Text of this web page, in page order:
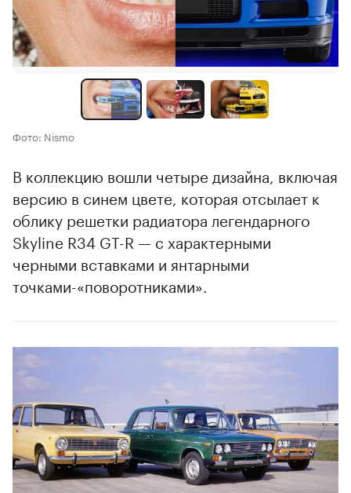
Фото: Nismo
В коллекцию вошли четыре дизайна, включая
версию в синем цвете, которая отсылает к
облику решетки радиатора легендарного
Skyline R34 GT-R — с характерными
черными вставками и янтарными
точками-«поворотниками».